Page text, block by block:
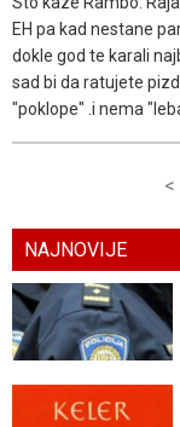
EH pa kad nestane
dokle god te karali
sad bi da ratujete
"poklope" .i nema
<
NAJNOVIJE